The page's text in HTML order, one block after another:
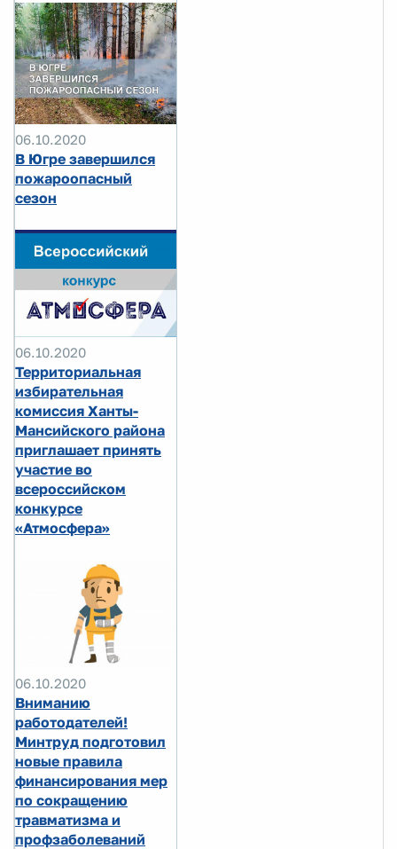
06.10.2020
В Югре завершился
пожароопасный
сезон
06.10.2020
Территориальная
избирательная
комиссия Ханты-
Мансийского района
приглашает принять
участие во
всероссийском
конкурсе
«Атмосфера»
06.10.2020
Вниманию
работодателей!
Минтруд подготовил
новые правила
финансирования мер
по сокращению
травматизма и
профзаболеваний